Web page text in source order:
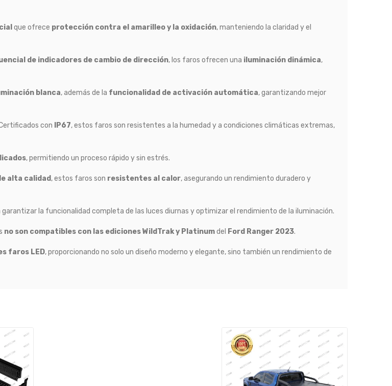
que ofrece protección contra el amarilleo y la oxidación, manteniendo la claridad y el
de indicadores de cambio de dirección, los faros ofrecen una iluminación dinámica,
blanca, además de la funcionalidad de activación automática, garantizando mejor
con IP67, estos faros son resistentes a la humedad y a condiciones climáticas extremas,
, permitiendo un proceso rápido y sin estrés.
alta calidad , estos faros son resistentes al calor, asegurando un rendimiento duradero y
la funcionalidad completa de las luces diurnas y optimizar el rendimiento de la iluminación.
no son compatibles con las ediciones WildTrak y Platinumdel Ford Ranger 2023.
faros LED, proporcionando no solo un diseño moderno y elegante, sino también un rendimiento de